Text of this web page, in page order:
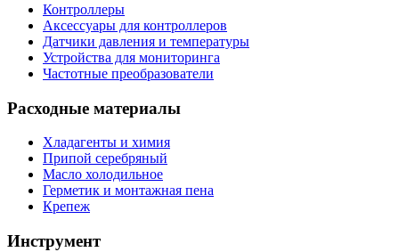
Контроллеры
Аксессуары для контроллеров
Датчики давления и температуры
Устройства для мониторинга
Частотные преобразователи
Расходные материалы
Хладагенты и химия
Припой серебряный
Масло холодильное
Герметик и монтажная пена
Крепеж
Инструмент